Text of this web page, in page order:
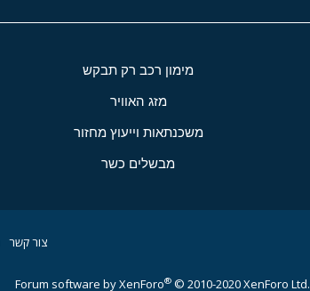
מימון רכב רק תבקש
מזג האוויר
משכנתאות וייעוץ מחזור
מבשלים כשר
צור קשר
Forum software by XenForo® © 2010-2020 XenForo Ltd.